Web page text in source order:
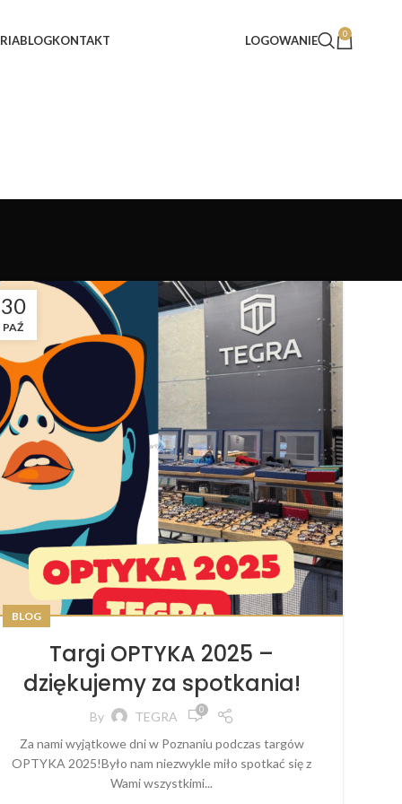
BLOGKONTAKT LOGOWANIE 0
30
PAŹ
BLOG
Targi OPTYKA 2025 –
dziękujemy za spotkania!
By TEGRA 0
Za nami wyjątkowe dni w Poznaniu podczas targów
OPTYKA 2025!Było nam niezwykle miło spotkać się z
Wami wszystkimi...